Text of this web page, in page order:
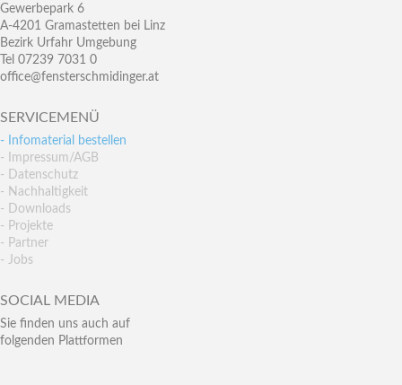
Gewerbepark 6
A-4201 Gramastetten bei Linz
Bezirk Urfahr Umgebung
Tel 07239 7031 0
office@fensterschmidinger.at
SERVICEMENÜ
- Infomaterial bestellen
- Impressum/AGB
- Datenschutz
- Nachhaltigkeit
- Downloads
- Projekte
- Partner
- Jobs
SOCIAL MEDIA
Sie finden uns auch auf
folgenden Plattformen